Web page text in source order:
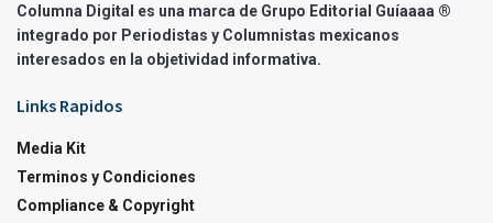
Columna Digital es una marca de Grupo Editorial Guíaaaa ®
integrado por Periodistas y Columnistas mexicanos
interesados en la objetividad informativa.
Links Rapidos
Media Kit
Terminos y Condiciones
Compliance & Copyright